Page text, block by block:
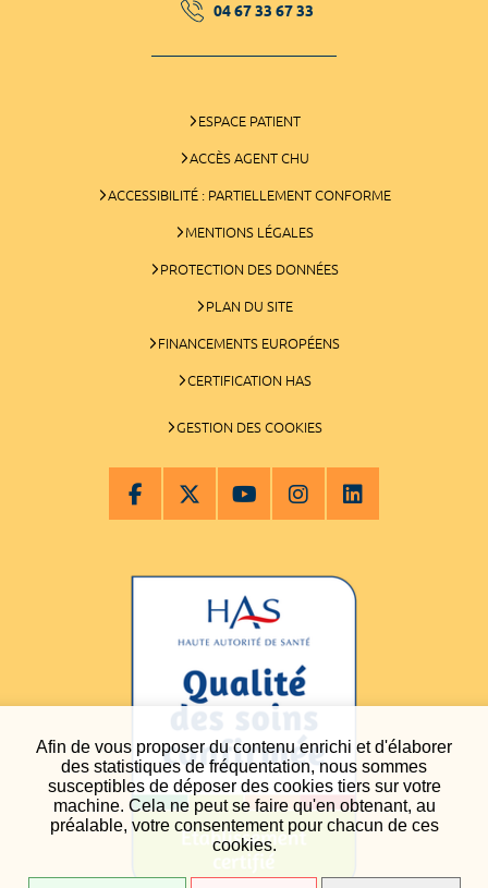
Afin de vous proposer du contenu enrichi et d'élaborer
des statistiques de fréquentation, nous sommes
susceptibles de déposer des cookies tiers sur votre
machine. Cela ne peut se faire qu'en obtenant, au
préalable, votre consentement pour chacun de ces
cookies.
04 67 33 67 33
ESPACE PATIENT
ACCÈS AGENT CHU
ACCESSIBILITÉ : PARTIELLEMENT CONFORME
MENTIONS LÉGALES
PROTECTION DES DONNÉES
PLAN DU SITE
FINANCEMENTS EUROPÉENS
CERTIFICATION HAS
GESTION DES COOKIES